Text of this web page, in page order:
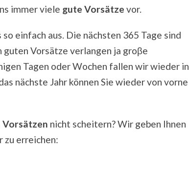
immer viele gute Vorsätze vor.
einfach aus. Die nächsten 365 Tage sind
Vorsätze verlangen ja groβe
Tagen oder Wochen fallen wir wieder in
nächste Jahr können Sie wieder von vorne
Vorsätzen nicht scheitern? Wir geben Ihnen
zu erreichen: